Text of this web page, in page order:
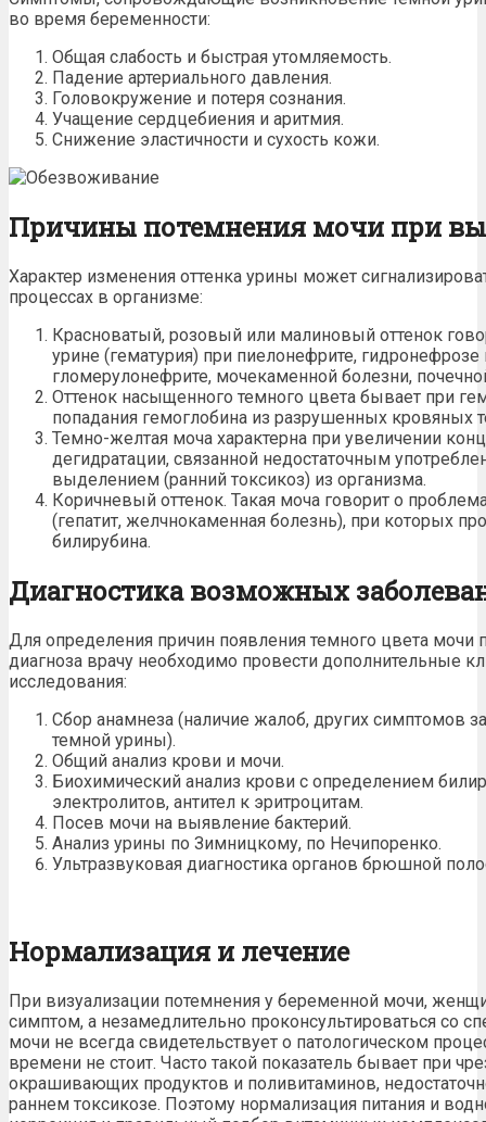
во время беременности:
Общая слабость и быстрая утомляемость.
Падение артериального давления.
Головокружение и потеря сознания.
Учащение сердцебиения и аритмия.
Снижение эластичности и сухость кожи.
Причины потемнения мочи при
Характер изменения оттенка урины может
процессах в организме:
Красноватый, розовый или малиновый оттенок
урине (гематурия) при пиелонефрите, гидронефрозе
гломерулонефрите, мочекаменной болезни,
Оттенок насыщенного темного цвета бывает при
попадания гемоглобина из разрушенных кровяных
Темно-желтая моча характерна при увеличении
дегидратации, связанной недостаточным
выделением (ранний токсикоз) из организма.
Коричневый оттенок. Такая моча говорит о
(гепатит, желчнокаменная болезнь), при которых
билирубина.
Диагностика возможных
Для определения причин появления темного цвета мочи
диагноза врачу необходимо провести дополнительные
исследования:
Сбор анамнеза (наличие жалоб, других симптомов
темной урины).
Общий анализ крови и мочи.
Биохимический анализ крови с определением
электролитов, антител к эритроцитам.
Посев мочи на выявление бактерий.
Анализ урины по Зимницкому, по Нечипоренко.
Ультразвуковая диагностика органов брюшной
Нормализация и лечение
При визуализации потемнения у беременной мочи,
симптом, а незамедлительно проконсультироваться со
мочи не всегда свидетельствует о патологическом
времени не стоит. Часто такой показатель бывает при
окрашивающих продуктов и поливитаминов,
раннем токсикозе. Поэтому нормализация питания и